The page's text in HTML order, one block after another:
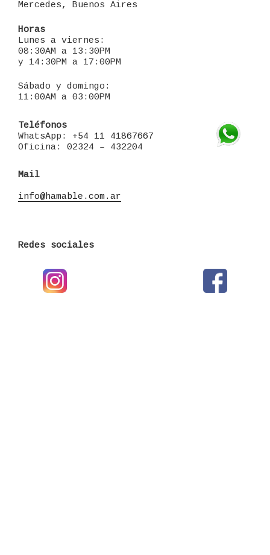
Mercedes, Buenos Aires
Horas
Lunes a viernes:
08:30AM a 13:30PM
y 14:30PM a 17:00PM
Sábado y domingo:
11:00AM a 03:00PM
Teléfonos
WhatsApp: +54 11 41867667
Oficina: 02324 – 432204
Mail
info@hamable.com.ar
Redes sociales